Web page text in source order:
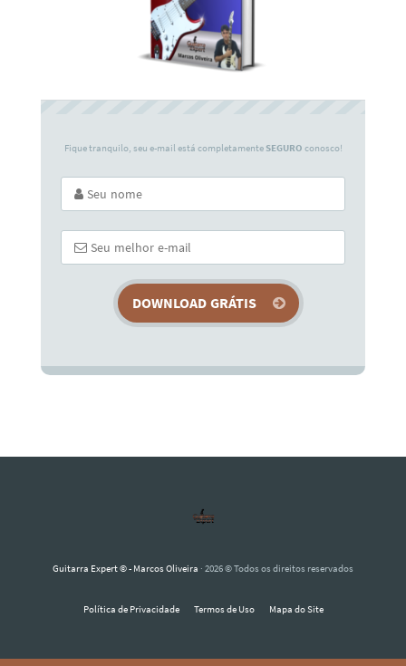
Fique tranquilo, seu e-mail está completamente SEGURO conosco!
Guitarra Expert © - Marcos Oliveira · 2026 © Todos os direitos reservados
Política de Privacidade Termos de Uso Mapa do Site